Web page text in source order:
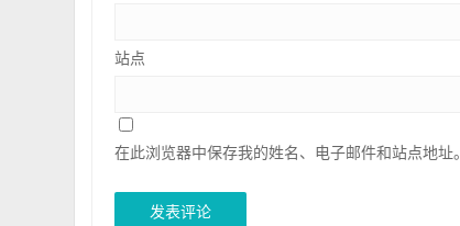
站点
在此浏览器中保存我的姓名、电子邮件和站点地址。